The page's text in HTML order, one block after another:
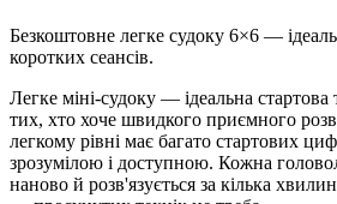
Безкоштовне легке судоку 6×6 —
коротких сеансів.
Легке міні-судоку — ідеальна стартова
тих, хто хоче швидкого приємного
легкому рівні має багато стартових
зрозумілою і доступною. Кожна
наново й розв'язується за кілька